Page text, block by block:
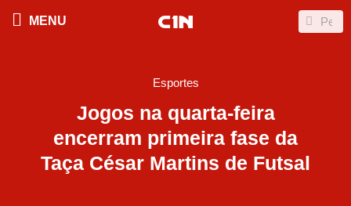
para
MENU Search
Search
Esportes
Jogos na quarta-feira
encerram primeira fase da
Taça César Martins de Futsal